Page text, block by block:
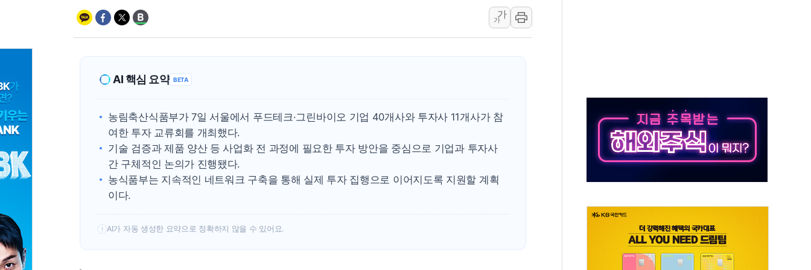
미 연준 매파 기세 꺾이나…고용 감소에 9월 동결 전망 우세
[종합] 이슬람 수니파 3국, '공동방위협정' 체결… 이스라엘·이란 위협에 맞설 자체 억지력 강화
[AI MY 뉴스] 뉴욕 반도체주 프리뷰...美 고용 쇼크에 반도체주 '활짝'
뉴욕증시 프리뷰, 美 고용 쇼크에 금리 인상 우려 후퇴…나스닥 선물 1%대 상승
가
가
AI 핵심 요약 BETA
농림축산식품부가 7일 서울에서 푸드테크·그린바이오 기업 40개사와 투자사 11개사가 참
여한 투자 교류회를 개최했다.
기술 검증과 제품 양산 등 사업화 전 과정에 필요한 투자 방안을 중심으로 기업과 투자사
간 구체적인 논의가 진행됐다.
농식품부는 지속적인 네트워크 구축을 통해 실제 투자 집행으로 이어지도록 지원할 계획
이다.
! AI가 자동 생성한 요약으로 정확하지 않을 수 있어요.